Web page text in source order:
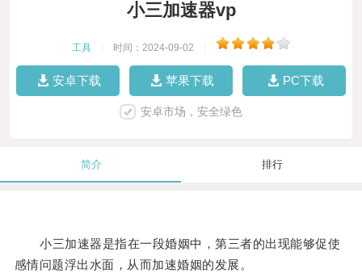
小三加速器vp
工具 时间：2024-09-02
安卓下载 苹果下载 PC下载
安卓市场，安全绿色
简介 排行
小三加速器是指在一段婚姻中，第三者的出现能够促使
感情问题浮出水面，从而加速婚姻的发展。